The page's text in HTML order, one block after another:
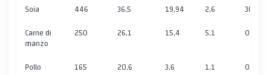
Soia 446 36,5 19,94 2,6
30,16
Carne di
manzo
250 26,1 15,4 5,1 0
Pollo 165 20,6 3,6 1,1
0